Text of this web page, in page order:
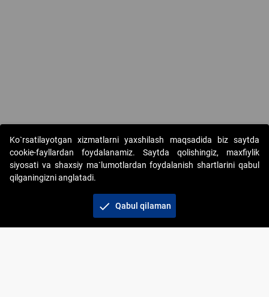
Copyright © 2017-2026. "Elektron onlayn-auksionlarni tashkil etish"
AJ. Barcha huquqlar himoyalangan
+998 71 202-21-11
Ko`rsatilayotgan xizmatlarni yaxshilash maqsadida biz saytda
cookie-fayllardan foydalanamiz. Saytda qolishingiz, maxfiylik
siyosati va shaxsiy ma`lumotlardan foydalanish shartlarini qabul
qilganingizni anglatadi.
check Qabul qilaman